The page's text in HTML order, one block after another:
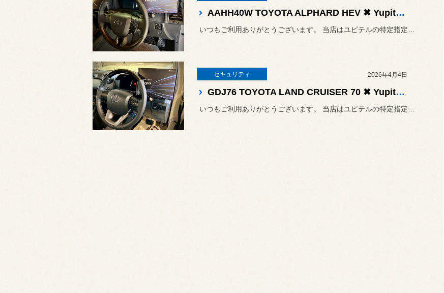
AAHH40W TOYOTA ALPHARD HEV ✖ Yupiteru CAR SECURITY SYSTEM Argus D1
いつもご利用ありがとうございます。 当店はユピテルの特定指定店モデル
セキュリティ 2026年4月4日
GDJ76 TOYOTA LAND CRUISER 70 ✖ Yupiteru CAR SECURITY SYSTEM Argus D1